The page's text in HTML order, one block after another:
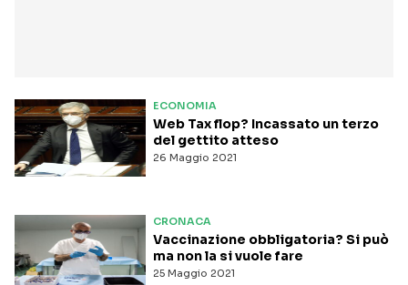
ECONOMIA
26 Maggio 2021
Web Tax flop? Incassato un terzo
del gettito atteso
CRONACA
25 Maggio 2021
Vaccinazione obbligatoria? Si può
ma non la si vuole fare